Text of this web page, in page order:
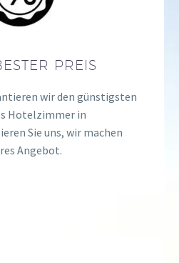
PREIS
wir den günstigsten
Hotelzimmer in
Sie uns, wir machen
Angebot.